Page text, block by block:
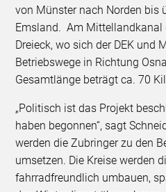
von Münster nach Norden bis
Emsland. Am Mittellandkanal
Dreieck, wo sich der DEK und
Betriebswege in Richtung
Gesamtlänge beträgt ca. 70
„Politisch ist das Projekt
haben begonnen“, sagt
werden die Zubringer zu den
umsetzen. Die Kreise werden
fahrradfreundlich umbauen,